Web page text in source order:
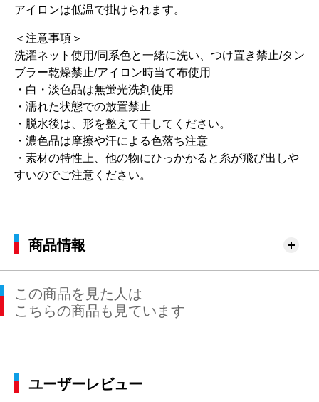
アイロンは低温で掛けられます。
＜注意事項＞
洗濯ネット使用/同系色と一緒に洗い、つけ置き禁止/タン
ブラー乾燥禁止/アイロン時当て布使用
・白・淡色品は無蛍光洗剤使用
・濡れた状態での放置禁止
・脱水後は、形を整えて干してください。
・濃色品は摩擦や汗による色落ち注意
・素材の特性上、他の物にひっかかると糸が飛び出しや
すいのでご注意ください。
商品情報
この商品を見た人は
こちらの商品も見ています
ユーザーレビュー